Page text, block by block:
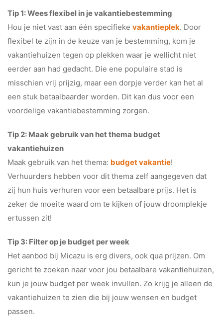
Tip 1: Wees flexibel in je vakantiebestemming
Hou je niet vast aan één specifieke vakantieplek. Door
flexibel te zijn in de keuze van je bestemming, kom je
vakantiehuizen tegen op plekken waar je wellicht niet
eerder aan had gedacht. Die ene populaire stad is
misschien vrij prijzig, maar een dorpje verder kan het al
een stuk betaalbaarder worden. Dit kan dus voor een
voordelige vakantiebestemming zorgen.
Tip 2: Maak gebruik van het thema budget
vakantiehuizen
Maak gebruik van het thema: budget vakantie!
Verhuurders hebben voor dit thema zelf aangegeven dat
zij hun huis verhuren voor een betaalbare prijs. Het is
zeker de moeite waard om te kijken of jouw droomplekje
ertussen zit!
Tip 3: Filter op je budget per week
Het aanbod bij Micazu is erg divers, ook qua prijzen. Om
gericht te zoeken naar voor jou betaalbare vakantiehuizen,
kun je jouw budget per week invullen. Zo krijg je alleen de
vakantiehuizen te zien die bij jouw wensen en budget
passen.